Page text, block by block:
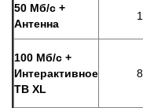
50 Мб/с +
Антенна
100 Мб/с +
Интерактивное
ТВ XL